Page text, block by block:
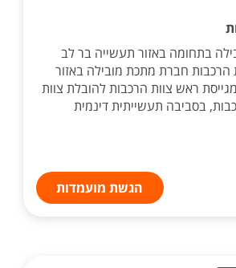
בתחומה באזור תעשייה בר לב
חברת מתכת מובילה באזור
ראש צוות הרכבות להובלת צוות
בסביבה תעשייתית דינמית
הגשת מועמדות